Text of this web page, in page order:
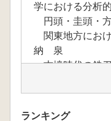
学における分析
円頭・圭頭・
関東地方にお
納 泉
古墳時代の鉄
銀杏葉の分類
須恵器瓶類につ
いわゆる「素
ランキング